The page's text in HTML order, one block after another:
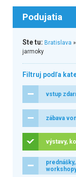
Podujatia
Ste tu: Bratislava »
jarmoky
Filtruj podľa
vstup
zábava
výstavy,
prednášky,